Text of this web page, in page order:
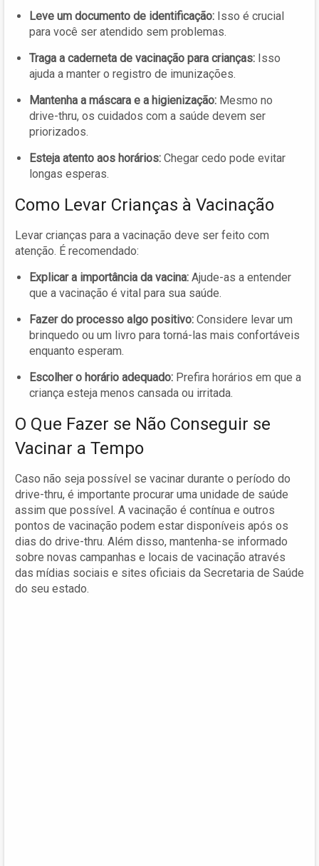
Leve um documento de identificação: Isso é crucial
para você ser atendido sem problemas.
Traga a caderneta de vacinação para crianças: Isso
ajuda a manter o registro de imunizações.
Mantenha a máscara e a higienização: Mesmo no
drive-thru, os cuidados com a saúde devem ser
priorizados.
Esteja atento aos horários: Chegar cedo pode evitar
longas esperas.
Como Levar Crianças à Vacinação
Levar crianças para a vacinação deve ser feito com
atenção. É recomendado:
Explicar a importância da vacina: Ajude-as a entender
que a vacinação é vital para sua saúde.
Fazer do processo algo positivo: Considere levar um
brinquedo ou um livro para torná-las mais confortáveis
enquanto esperam.
Escolher o horário adequado: Prefira horários em que a
criança esteja menos cansada ou irritada.
O Que Fazer se Não Conseguir se
Vacinar a Tempo
Caso não seja possível se vacinar durante o período do
drive-thru, é importante procurar uma unidade de saúde
assim que possível. A vacinação é contínua e outros
pontos de vacinação podem estar disponíveis após os
dias do drive-thru. Além disso, mantenha-se informado
sobre novas campanhas e locais de vacinação através
das mídias sociais e sites oficiais da Secretaria de Saúde
do seu estado.